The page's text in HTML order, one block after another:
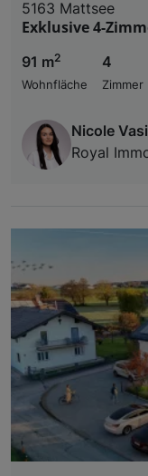
5163 Mattsee
Exklusive 4-
91 m2
Wohnfläche
4
Zimmer
Nicole
Royal